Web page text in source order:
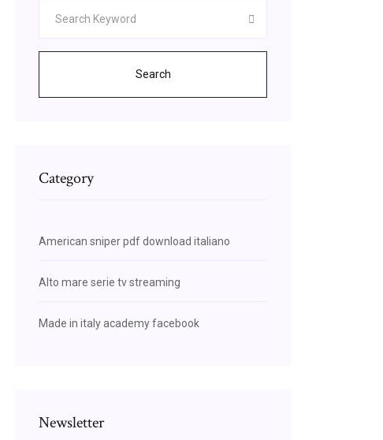
Search
Category
American sniper pdf download italiano
Alto mare serie tv streaming
Made in italy academy facebook
Newsletter